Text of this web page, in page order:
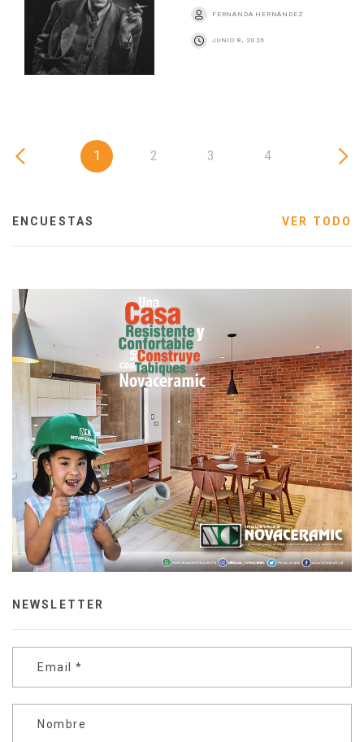
FERNANDA HERNÁNDEZ
JUNIO 8, 2026
1 2 3 4
ENCUESTAS VER TODO
NEWSLETTER
Email *
Nombre